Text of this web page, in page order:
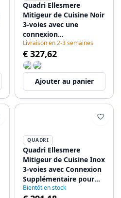
Quadri Ellesmere
Mitigeur de Cuisine Noir
3-voies avec une
connexion
supplémentaire pour
l'eau filtrée 1208967780
Livraison en 2-3 semaines
€ 327,62
Ajouter au panier
QUADRI
Quadri Ellesmere
Mitigeur de Cuisine Inox
3-voies avec Connexion
Supplémentaire pour
Eau Filtrée 1208967782
Bientôt en stock